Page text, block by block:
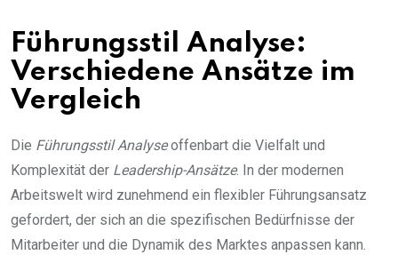
Führungsstil Analyse:
Verschiedene Ansätze im
Vergleich
Die Führungsstil Analyseoffenbart die Vielfalt und
Komplexität der Leadership-Ansätze. In der modernen
Arbeitswelt wird zunehmend ein flexibler Führungsansatz
gefordert, der sich an die spezifischen Bedürfnisse der
Mitarbeiter und die Dynamik des Marktes anpassen kann.